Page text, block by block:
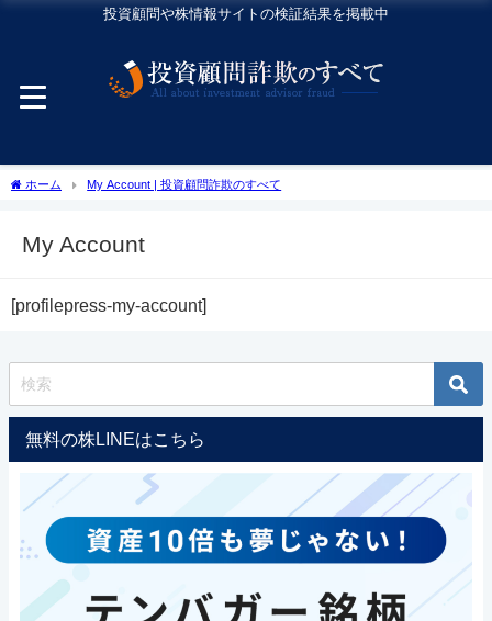
投資顧問や株情報サイトの検証結果を掲載中
ホーム My Account | 投資顧問詐欺のすべて
My Account
[profilepress-my-account]
無料の株LINEはこちら